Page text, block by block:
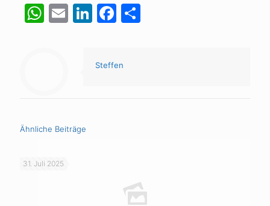
WhatsApp
EmailLinkedIn
Facebook
Teilen
Steffen
Ähnliche Beiträge
31. Juli 2025